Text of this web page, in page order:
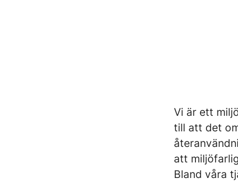
Vi är ett
till att det
att
Bland våra